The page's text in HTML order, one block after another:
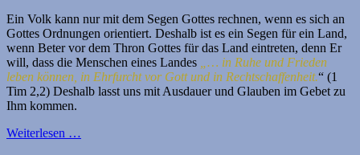
Ein Volk kann nur mit dem Segen Gottes rechnen, wenn es sich an
Gottes Ordnungen orientiert. Deshalb ist es ein Segen für ein Land,
wenn Beter vor dem Thron Gottes für das Land eintreten, denn Er
will, dass die Menschen eines Landes
„… in Ruhe und Frieden
leben können, in Ehrfurcht vor Gott und in Rechtschaffenheit.“ (1
Tim 2,2) Deshalb lasst uns mit Ausdauer und Glauben im Gebet zu
Ihm kommen.
Weiterlesen …